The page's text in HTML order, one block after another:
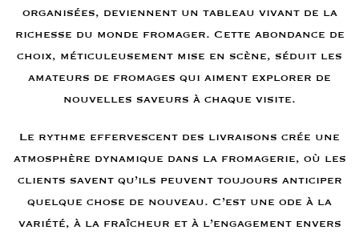
organisées, deviennent un tableau vivant de la
richesse du monde fromager. Cette abondance de
choix, méticuleusement mise en scène, séduit les
amateurs de fromages qui aiment explorer de
nouvelles saveurs à chaque visite.
Le rythme effervescent des livraisons crée une
atmosphère dynamique dans la fromagerie, où les
clients savent qu’ils peuvent toujours anticiper
quelque chose de nouveau. C’est une ode à la
variété, à la fraîcheur et à l’engagement envers